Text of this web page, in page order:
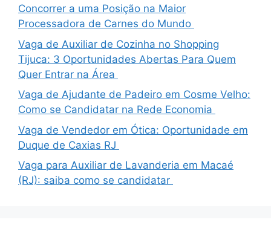
Concorrer a uma Posição na Maior
Processadora de Carnes do Mundo
Vaga de Auxiliar de Cozinha no Shopping
Tijuca: 3 Oportunidades Abertas Para Quem
Quer Entrar na Área
Vaga de Ajudante de Padeiro em Cosme Velho:
Como se Candidatar na Rede Economia
Vaga de Vendedor em Ótica: Oportunidade em
Duque de Caxias RJ
Vaga para Auxiliar de Lavanderia em Macaé
(RJ): saiba como se candidatar